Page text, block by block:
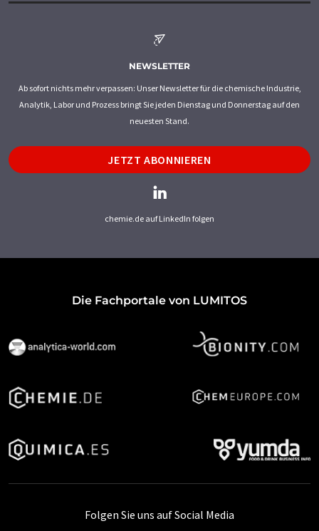
NEWSLETTER
Ab sofort nichts mehr verpassen: Unser Newsletter für die chemische Industrie,
Analytik, Labor und Prozess bringt Sie jeden Dienstag und Donnerstag auf den
neuesten Stand.
JETZT ABONNIEREN
chemie.de auf LinkedIn folgen
Die Fachportale von LUMITOS
Folgen Sie uns auf Social Media